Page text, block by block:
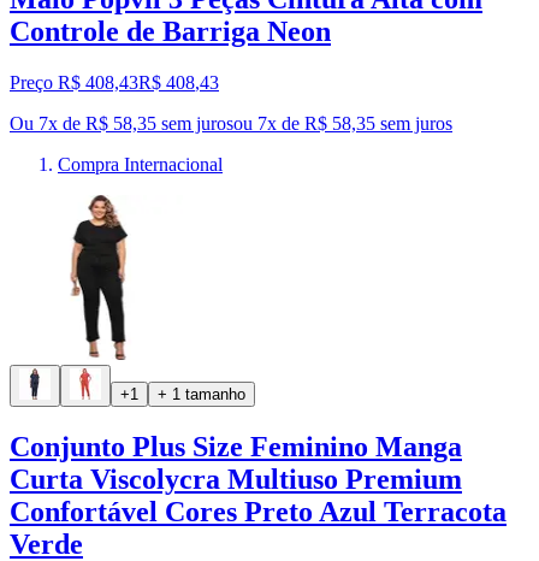
Controle de Barriga Neon
Preço R$ 408,43R$ 408,43
Ou 7x de R$ 58,35 sem jurosou 7x de R$ 58,35 sem juros
Compra Internacional
+1 + 1 tamanho
Conjunto Plus Size Feminino Manga
Curta Viscolycra Multiuso Premium
Confortável Cores Preto Azul Terracota
Verde